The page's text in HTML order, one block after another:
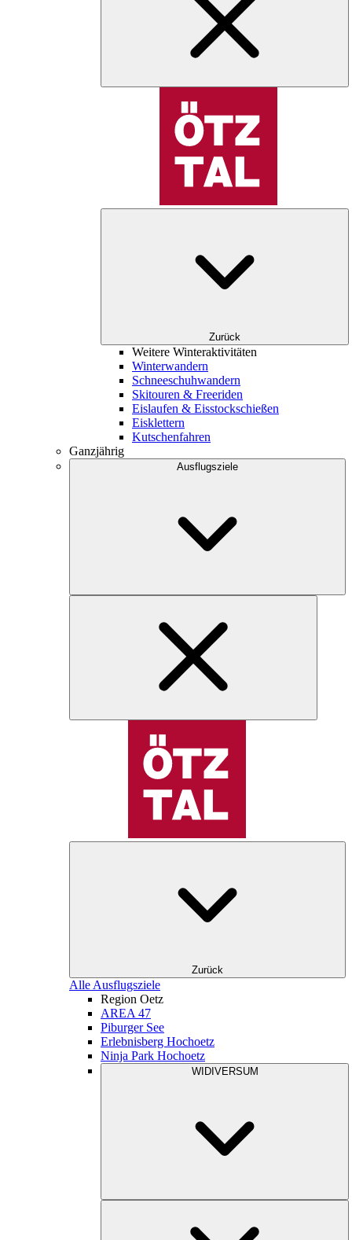
Zurück
Weitere Winteraktivitäten
Winterwandern
Schneeschuhwandern
Skitouren & Freeriden
Eislaufen & Eisstockschießen
Eisklettern
Kutschenfahren
Ganzjährig
Ausflugsziele
Zurück
Alle Ausflugsziele
Region Oetz
AREA 47
Piburger See
Erlebnisberg Hochoetz
Ninja Park Hochoetz
WIDIVERSUM